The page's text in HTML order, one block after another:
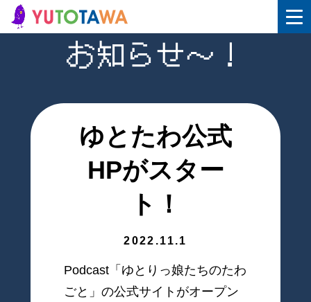
お知らせ〜！
ゆとたわ公式
HPがスター
ト！
2022.11.1
Podcast「ゆとりっ娘たちのたわ
ごと」の公式サイトがオープン